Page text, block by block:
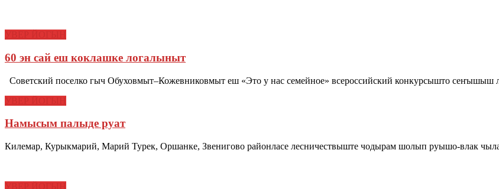
60 эн сай еш коклашке логалыныт
Советский поселко гыч Обуховмыт–Кожевниковмыт еш «Это у нас семейное» всероссийский конкурсышто
Намысым палыде руат
Килемар, Курыкмарий, Марий Турек, Оршанке, Звенигово районласе лесничествыште чодырам шолып руышо-влак